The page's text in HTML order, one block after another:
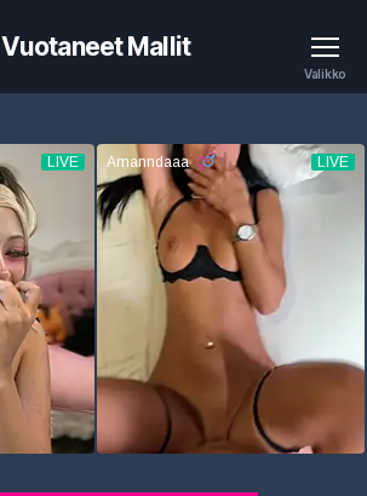
Vuotaneet Mallit
Valikko